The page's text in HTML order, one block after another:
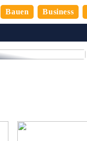
Bauen Business